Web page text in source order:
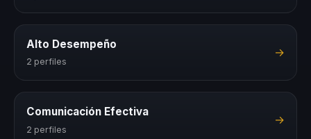
Alto Desempeño
2 perfiles
→
Comunicación Efectiva
2 perfiles
→